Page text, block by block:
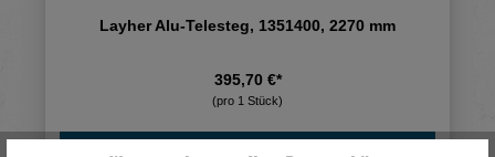
Layher Alu-Telesteg, 1351400, 2270 mm
395,70 €*
(pro 1 Stück)